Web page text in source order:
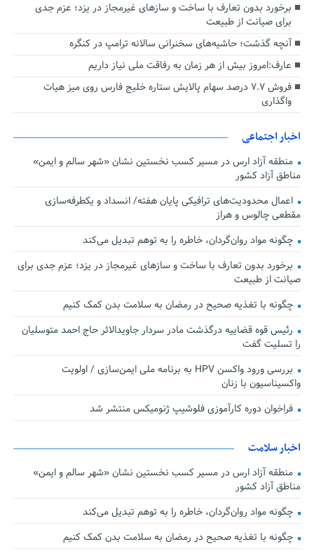
برخورد بدون تعارف با ساخت‌ و سازهای غیرمجاز در یزد؛ عزم جدی
برای صیانت از طبیعت
آنچه گذشت؛ حاشیه‌های سخنرانی سالانه ترامپ در کنگره
عارف:امروز بیش از هر زمان به رفاقت ملی نیاز داریم
فروش ۷.۷ درصد سهام پالایش ستاره خلیج فارس روی میز هیات
واگذاری
اخبار اجتماعی
منطقه آزاد ارس در مسیر کسب نخستین نشان «شهر سالم و ایمن»
مناطق آزاد کشور
اعمال محدودیت‌های ترافیکی پایان هفته/ انسداد و یکطرفه‌سازی
مقطعی چالوس و هراز
چگونه مواد روان‌گردان، خاطره را به توهم تبدیل می‌کند
برخورد بدون تعارف با ساخت‌ و سازهای غیرمجاز در یزد؛ عزم جدی برای
صیانت از طبیعت
چگونه با تغذیه صحیح در رمضان به سلامت بدن کمک کنیم
رئیس قوه قضاییه درگذشت مادر سردار جاویدالاثر حاج احمد متوسلیان
را تسلیت گفت
بررسی ورود واکسن HPV به برنامه ملی ایمن‌سازی / اولویت
واکسیناسیون با زنان
فراخوان دوره کارآموزی فلوشیپ ژنومیکس منتشر شد
اخبار سلامت
منطقه آزاد ارس در مسیر کسب نخستین نشان «شهر سالم و ایمن»
مناطق آزاد کشور
چگونه مواد روان‌گردان، خاطره را به توهم تبدیل می‌کند
چگونه با تغذیه صحیح در رمضان به سلامت بدن کمک کنیم